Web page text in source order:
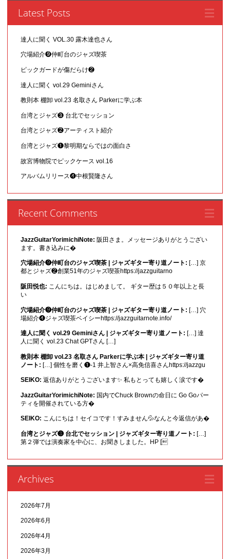
Latest Posts
達人に聞く VOL.30 露木達也さん
穴場紹介❾仲町台のジャズ喫茶
ピックガードが傷だらけ❷
達人に聞く vol.29 Geminiさん
教則本 棚卸 vol.23 名取さん Parkerに学ぶ本
台湾とジャズ❸ 台北でセッション
台湾とジャズ❷アーティスト紹介
台湾とジャズ❶黎明期ならではの面白さ
故宮博物院でピックケース vol.16
アルバムリリース❹中根賢隆さん
Recent Comments
JazzGuitarYorimichiNote: 阪田さま。メッセージありがとうござい
ます。書き込みに�
穴場紹介❾仲町台のジャズ喫茶 | ジャズギター寄り道ノート: […] 京
都とジャズ❷創業51年のジャズ喫茶https://jazzguitarno
阪田悦也: こんにちは。はじめまして。 ギター歴は５０年以上と長
い
穴場紹介❾仲町台のジャズ喫茶 | ジャズギター寄り道ノート: […] 穴
場紹介❹ジャズ喫茶ベイシーhttps://jazzguitarnote.info/
達人に聞く vol.29 Geminiさん | ジャズギター寄り道ノート: […] 達
人に聞く vol.23 Chat GPTさん […]
教則本 棚卸 vol.23 名取さん Parkerに学ぶ本 | ジャズギター寄り道
ノート: […] 個性を磨く❶-1 井上智さん×高免信喜さんhttps://jazzgu
SEIKO: 返信ありがとうございます✨ 私もとっても嬉しく涙です�
JazzGuitarYorimichiNote: 国内でChuck Brownの命日に Go Goパー
ティを開催されている方�
SEIKO: こんにちは！セイコです！すみません💦なんと今返信があ�
台湾とジャズ❸ 台北でセッション | ジャズギター寄り道ノート: […]
第２弾では演奏家を中心に、お聞きしました。HP [
Archives
2026年7月
2026年6月
2026年4月
2026年3月